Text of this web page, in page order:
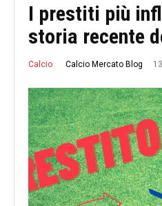
I prestiti più
storia recente
Calcio Calcio Mercato Blog